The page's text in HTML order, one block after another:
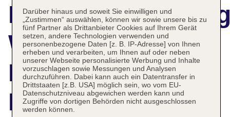
Wyndham Garden
Lake Buena Vista
Disney Springs
Darüber hinaus und soweit Sie einwilligen und
„Zustimmen“ auswählen, können wir sowie unsere bis zu
fünf Partner als Drittanbieter Cookies auf Ihrem Gerät
setzen, andere Technologien verwenden und
personenbezogene Daten [z. B. IP-Adresse] von Ihnen
erheben und verarbeiten, um Ihnen auf oder neben
unserer Webseite personalisierte Werbung und Inhalte
vorzuschlagen sowie Messungen und Analysen
durchzuführen. Dabei kann auch ein Datentransfer in
Drittstaaten [z.B. USA] möglich sein, wo vom EU-
Datenschutzniveau abgewichen werden kann und
Zugriffe von dortigen Behörden nicht ausgeschlossen
werden können.